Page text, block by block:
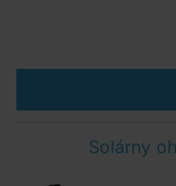
Solárny